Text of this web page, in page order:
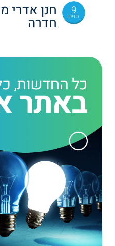
9
ספט חנן אדרי
חדרה